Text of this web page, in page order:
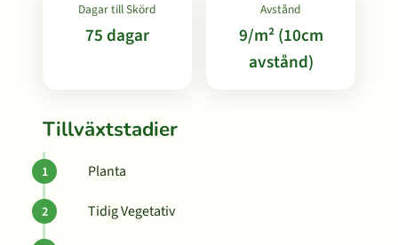
Dagar till Skörd
75 dagar
Avstånd
9/m² (10cm
avstånd)
Tillväxtstadier
Planta
Tidig Vegetativ